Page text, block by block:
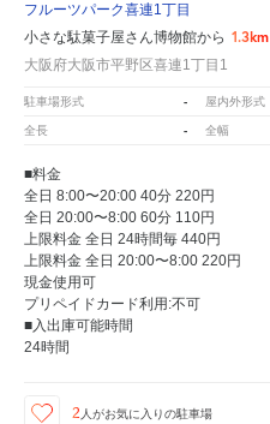
フルーツパーク喜連1丁目
小さな駄菓子屋さん博物館から 1.3km
大阪府大阪市平野区喜連1丁目1
駐車場形式 - 屋内外形式
全長 - 全幅
■料金
全日 8:00〜20:00 40分 220円
全日 20:00〜8:00 60分 110円
上限料金 全日 24時間毎 440円
上限料金 全日 20:00〜8:00 220円
現金使用可
プリペイドカード利用:不可
■入出庫可能時間
24時間
2 人がお気に入りの駐車場